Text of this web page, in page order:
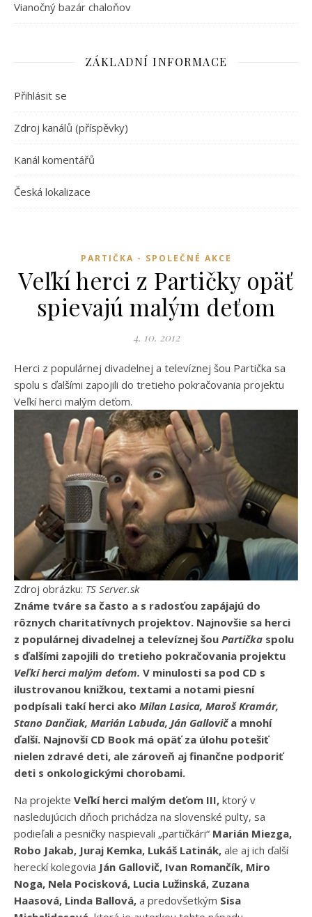
Vianočný bazár chaloňov
ZÁKLADNÍ INFORMACE
Přihlásit se
Zdroj kanálů (příspěvky)
Kanál komentářů
Česká lokalizace
PARTIČKA - SPOLEČNÉ AKCE
Veľkí herci z Partičky opäť
spievajú malým deťom
4. 10. 2012
Herci z populárnej divadelnej a televíznej šou Partička sa
spolu s ďalšími zapojili do tretieho pokračovania projektu
Veľkí herci malým deťom.
Zdroj obrázku: TS Server.sk
Známe tváre sa často a s radosťou zapájajú do
rôznych charitatívnych projektov. Najnovšie sa herci
z populárnej divadelnej a televíznej šou Partička spolu
s ďalšími zapojili do tretieho pokračovania projektu
Veľkí herci malým deťom. V minulosti sa pod CD s
ilustrovanou knižkou, textami a notami piesní
podpísali takí herci ako Milan Lasica, Maroš Kramár,
Stano Dančiak, Marián Labuda, Ján Galloviča mnohí
ďalší. Najnovší CD Book má opäť za úlohu potešiť
nielen zdravé deti, ale zároveň aj finančne podporiť
deti s onkologickými chorobami.
Na projekte Veľkí herci malým deťom III, ktorý v
nasledujúcich dňoch prichádza na slovenské pulty, sa
podieľali a pesničky naspievali „partičkári“ Marián Miezga,
Robo Jakab, Juraj Kemka, Lukáš Latinák, ale aj ich ďalší
hereckí kolegovia Ján Gallovič, Ivan Romančík, Miro
Noga, Nela Pocisková, Lucia Lužinská, Zuzana
Haasová, Linda Ballová, a predovšetkým Sisa